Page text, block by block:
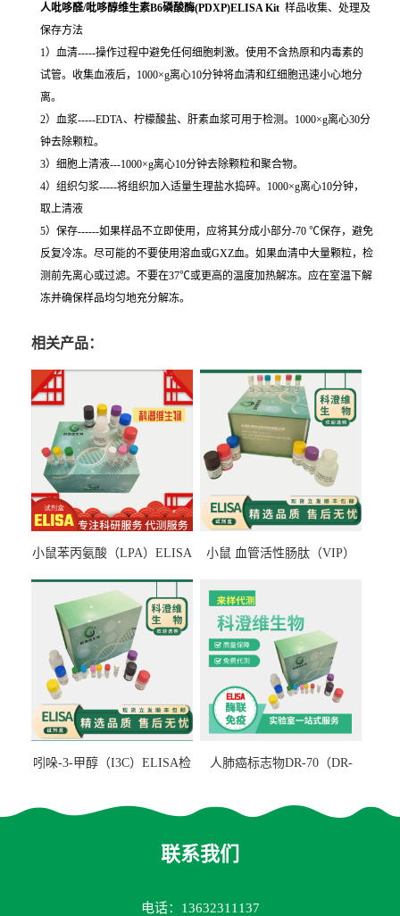
人吡哆醛/吡哆醇维生素B6磷酸酶(PDXP)ELISA Kit 样品收集、处理及
保存方法
1）血清-----操作过程中避免任何细胞刺激。使用不含热原和内毒素的
试管。收集血液后，1000×g离心10分钟将血清和红细胞迅速小心地分
离。
2）血浆-----EDTA、柠檬酸盐、肝素血浆可用于检测。1000×g离心30分
钟去除颗粒。
3）细胞上清液---1000×g离心10分钟去除颗粒和聚合物。
4）组织匀浆-----将组织加入适量生理盐水捣碎。1000×g离心10分钟，
取上清液
5）保存------如果样品不立即使用，应将其分成小部分-70 ℃保存，避免
反复冷冻。尽可能的不要使用溶血或GXZ血。如果血清中大量颗粒，检
测前先离心或过滤。不要在37℃或更高的温度加热解冻。应在室温下解
冻并确保样品均匀地充分解冻。
相关产品：
小鼠苯丙氨酸（LPA）ELISA
小鼠 血管活性肠肽（VIP）
吲哚-3-甲醇（I3C）ELISA检
人肺癌标志物DR-70（DR-
联系我们
电话：13632311137